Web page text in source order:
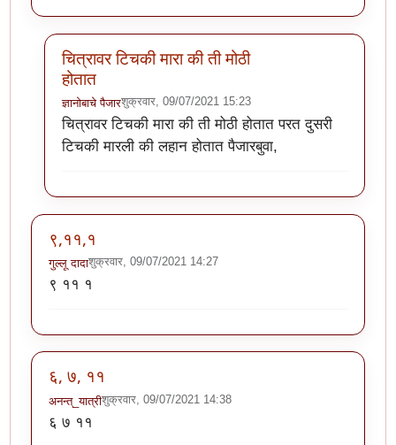
चित्रावर टिचकी मारा की ती मोठी
होतात
ज्ञानोबाचे पैजारशुक्रवार, 09/07/2021 15:23
In reply to११, २, ६byस्मिता.
चित्रावर टिचकी मारा की ती मोठी होतात परत दुसरी
टिचकी मारली की लहान होतात पैजारबुवा,
९,११,१
गुल्लू दादाशुक्रवार, 09/07/2021 14:27
९ ११ १
६, ७, ११
अनन्त्_यात्रीशुक्रवार, 09/07/2021 14:38
६ ७ ११